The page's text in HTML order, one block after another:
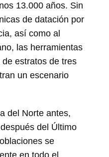
13.000 años. Sin
de datación por
así como al
las herramientas
estratos de tres
un escenario
del Norte antes,
del Último
se